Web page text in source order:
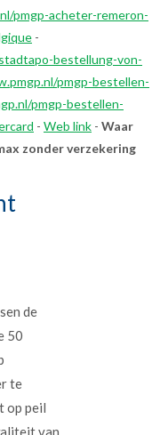
pmgp-acheter-remeron-
-
bestellung-von-
pmgp-bestellen-
pmgp-bestellen-
- Web link - Waar
zonder verzekering
de
50
te
op peil
van